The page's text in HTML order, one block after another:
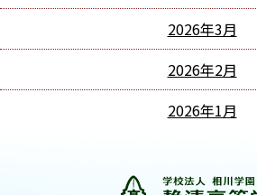
2026年3月
2026年2月
2026年1月